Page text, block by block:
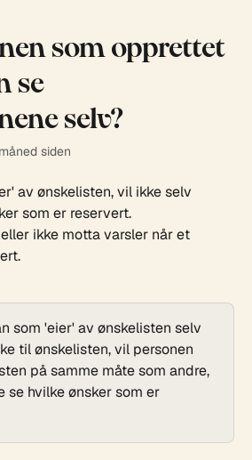
som opprettet
se
selv?
siden
av ønskelisten, vil ikke selv
som er reservert.
ikke motta varsler når et
som 'eier' av ønskelisten selv
til ønskelisten, vil personen
på samme måte som andre,
se hvilke ønsker som er